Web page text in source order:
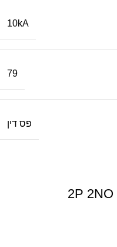
10kA
79
פס דין